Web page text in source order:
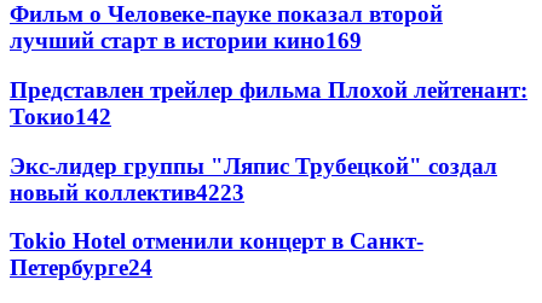
Фильм о Человеке-пауке показал второй
лучший старт в истории кино169
Представлен трейлер фильма Плохой лейтенант:
Токио142
Экс-лидер группы "Ляпис Трубецкой" создал
новый коллектив4223
Tokio Hotel отменили концерт в Санкт-
Петербурге24